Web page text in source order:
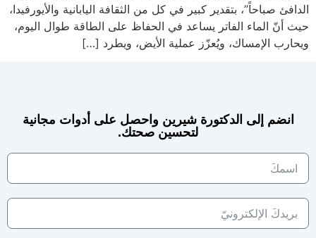
الدافئ صباحاً”، بتقدير كبير في كل من الثقافة اليابانية والأيورفيدا،
حيث أنّ الماء الفاتر يساعد في الحفاظ على الطاقة طوال اليوم،
ويحارب الإمساك، ويُعزّز عملية الأيض، ويطرد […]
انضم إلى الدكتورة شيرين واحصل على أدوات مجانية
لتحسين صحتك.